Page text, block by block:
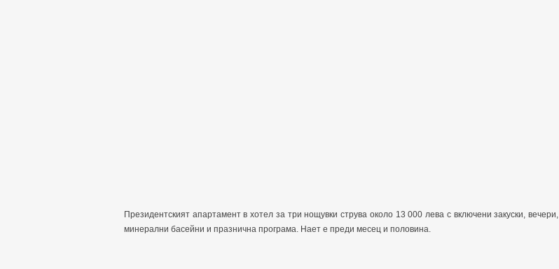
Президентският апартамент в хотел за три нощувки струва около 13 000 лева с включени закуски, вечери,
минерални басейни и празнична програма. Нает е преди месец и половина.